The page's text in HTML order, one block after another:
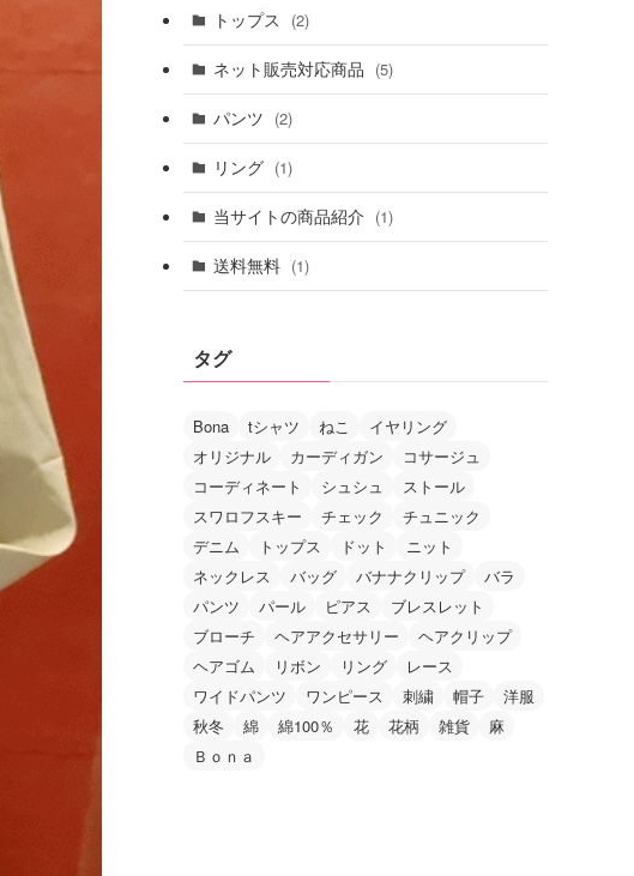
トップス (2)
ネット販売対応商品 (5)
パンツ (2)
リング (1)
当サイトの商品紹介 (1)
送料無料 (1)
タグ
Bona tシャツ ねこ
イヤリング
オリジナル
カーディガン
コサージュ
コーディネート
シュシュ
ストール
スワロフスキー
チェック
チュニック
デニム
トップス ドット
ニット
ネックレス
バッグ バナナクリップ
バラ
パンツ
パール ピアス
ブレスレット
ブローチ
ヘアアクセサリー
ヘアクリップ
ヘアゴム
リボン リング
レース
ワイドパンツ
ワンピース 刺繍 帽子
洋服
秋冬
綿 綿100％ 花 花柄 雑貨
麻
Ｂｏｎａ